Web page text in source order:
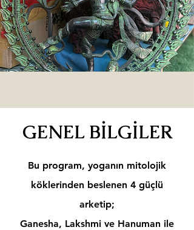
GENEL BİLGİLER
Bu program, yoganın mitolojik
köklerinden beslenen 4 güçlü
arketip;
Ganesha, Lakshmi ve Hanuman ile